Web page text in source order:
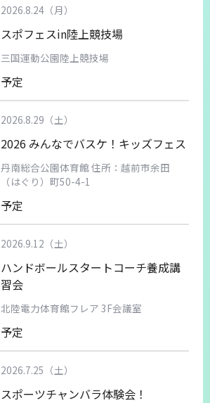
2026.8.24（月）
スポフェスin陸上競技場
三国運動公園陸上競技場
予定
2026.8.29（土）
2026 みんなでバスケ！キッズフェス
丹南総合公園体育館 住所：越前市余田
（はぐり）町50-4-1
予定
2026.9.12（土）
ハンドボールスタートコーチ養成講
習会
北陸電力体育館フレア 3F会議室
予定
2026.7.25（土）
スポーツチャンバラ体験会！